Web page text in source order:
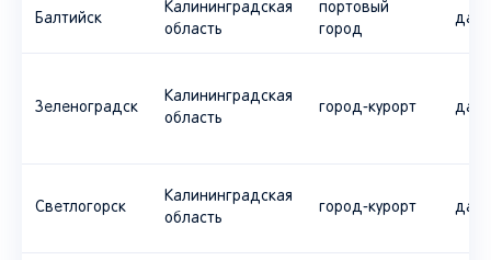
Балтийск
Калининградская
область
портовый
город
да
Зеленоградск
Калининградская
область
город-курорт да
Светлогорск
Калининградская
область
город-курорт да